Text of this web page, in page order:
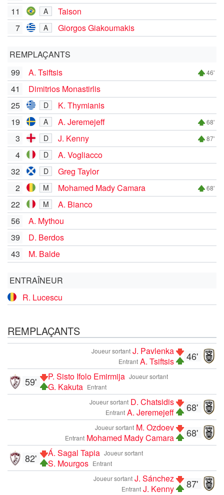
11
A
Taison
7
A Giorgos Giakoumakis
REMPLAÇANTS
99
A. Tsiftsis 46'
41
Dimitrios Monastirlis
25
D
K. Thymianis
19
A A. Jeremejeff 68'
3 D J. Kenny 87'
4 D
A. Vogliacco
32
D
Greg Taylor
2
M Mohamed Mady Camara 68'
22 M
A. Bianco
56
A. Mythou
39
D. Berdos
43
M. Balde
ENTRAÎNEUR
R. Lucescu
REMPLAÇANTS
46'
Joueur sortant J. Pavlenka
Entrant A. Tsiftsis
Joueur sortant
P. Sisto Ifolo Emirmija
Entrant
G. Kakuta
59'
68'
Joueur sortant D. Chatsidis
Entrant A. Jeremejeff
68'
Joueur sortant M. Ozdoev
Entrant Mohamed Mady Camara
Joueur sortant
Á. Sagal Tapia
Entrant
S. Mourgos
82'
87'
Joueur sortant J. Sánchez
Entrant J. Kenny